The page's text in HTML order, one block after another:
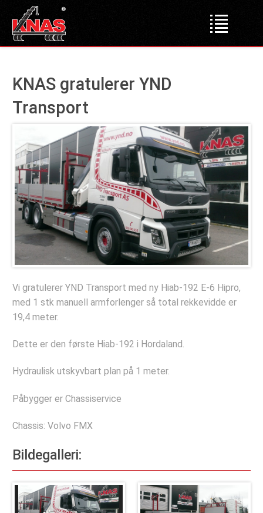
Produkter
Lastebilkraner
Dumper
Liftdumper
Tipper
Krokløftere
Bakløft
Bruktmarked
Deler og tilbehør
Hydraulisk Hurtiglåssystem
Komponenter
Verkstedet
Bestill verkstedtime
Selskapet
Referanseprosjekter
Bildegalleri
KNAS gratulerer YND
Transport
Vi gratulerer YND Transport med ny Hiab-192 E-6 Hipro,
med 1 stk manuell armforlenger så total rekkevidde er
19,4 meter.
Dette er den første Hiab-192 i Hordaland.
Hydraulisk utskyvbart plan på 1 meter.
Påbygger er Chassiservice
Chassis: Volvo FMX
Bildegalleri: